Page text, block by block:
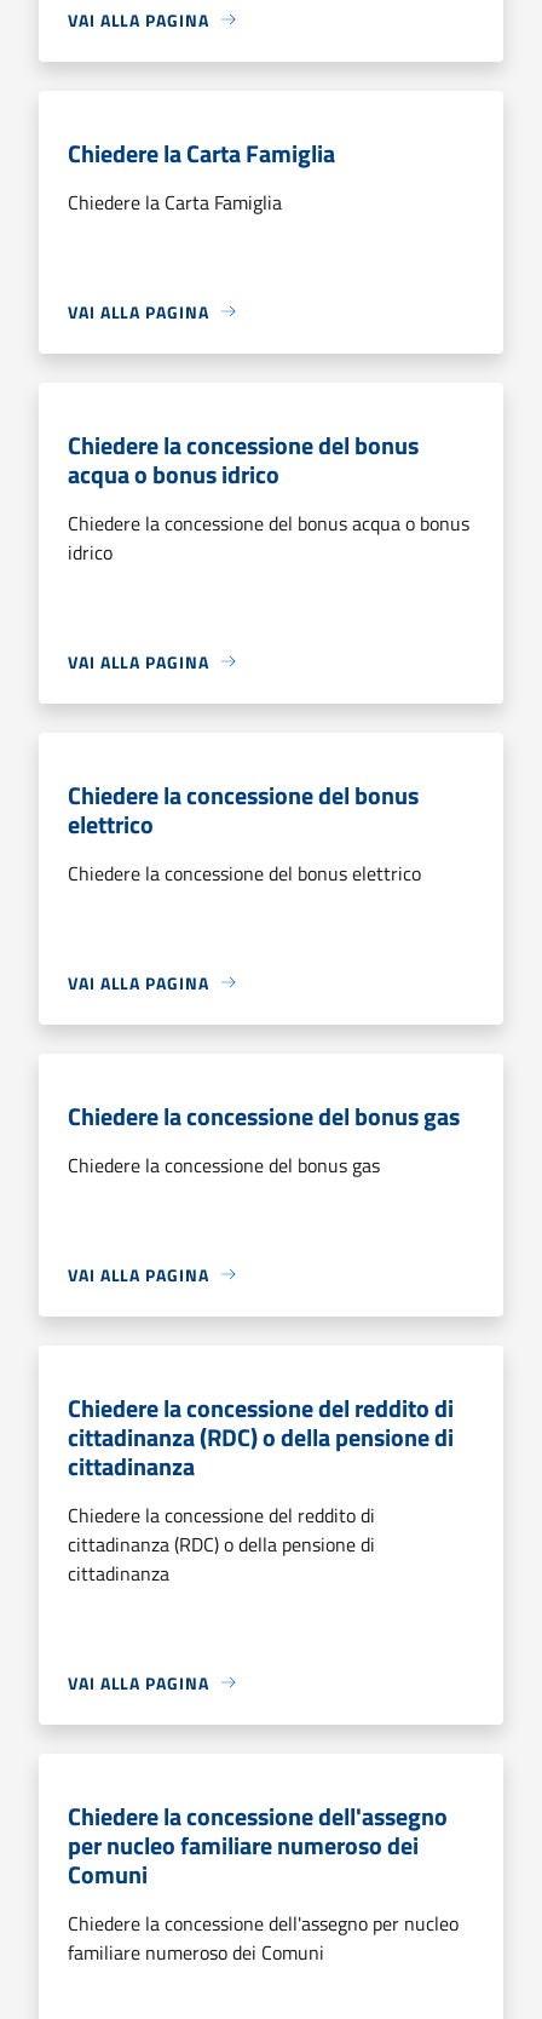
VAI ALLA PAGINA
Chiedere la Carta Famiglia
Chiedere la Carta Famiglia
VAI ALLA PAGINA
Chiedere la concessione del bonus
acqua o bonus idrico
Chiedere la concessione del bonus acqua o bonus
idrico
VAI ALLA PAGINA
Chiedere la concessione del bonus
elettrico
Chiedere la concessione del bonus elettrico
VAI ALLA PAGINA
Chiedere la concessione del bonus gas
Chiedere la concessione del bonus gas
VAI ALLA PAGINA
Chiedere la concessione del reddito di
cittadinanza (RDC) o della pensione di
cittadinanza
Chiedere la concessione del reddito di
cittadinanza (RDC) o della pensione di
cittadinanza
VAI ALLA PAGINA
Chiedere la concessione dell'assegno
per nucleo familiare numeroso dei
Comuni
Chiedere la concessione dell'assegno per nucleo
familiare numeroso dei Comuni